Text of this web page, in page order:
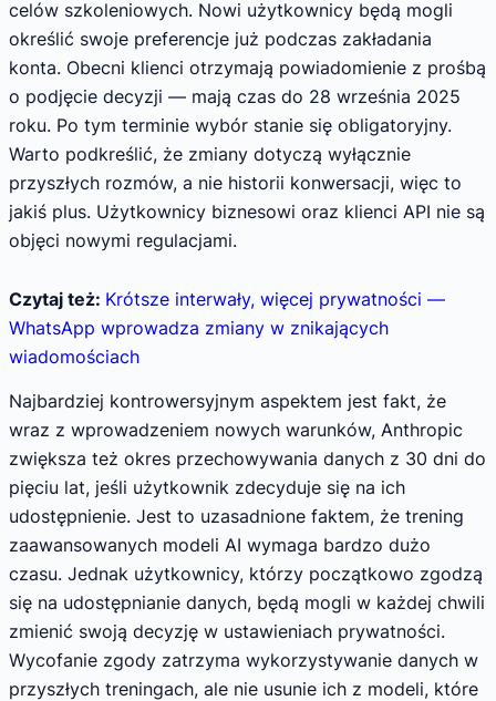
celów szkoleniowych. Nowi użytkownicy będą mogli
określić swoje preferencje już podczas zakładania
konta. Obecni klienci otrzymają powiadomienie z prośbą
o podjęcie decyzji — mają czas do 28 września 2025
roku. Po tym terminie wybór stanie się obligatoryjny.
Warto podkreślić, że zmiany dotyczą wyłącznie
przyszłych rozmów, a nie historii konwersacji, więc to
jakiś plus. Użytkownicy biznesowi oraz klienci API nie są
objęci nowymi regulacjami.
Czytaj też: Krótsze interwały, więcej prywatności —
WhatsApp wprowadza zmiany w znikających
wiadomościach
Najbardziej kontrowersyjnym aspektem jest fakt, że
wraz z wprowadzeniem nowych warunków, Anthropic
zwiększa też okres przechowywania danych z 30 dni do
pięciu lat, jeśli użytkownik zdecyduje się na ich
udostępnienie. Jest to uzasadnione faktem, że trening
zaawansowanych modeli AI wymaga bardzo dużo
czasu. Jednak użytkownicy, którzy początkowo zgodzą
się na udostępnianie danych, będą mogli w każdej chwili
zmienić swoją decyzję w ustawieniach prywatności.
Wycofanie zgody zatrzyma wykorzystywanie danych w
przyszłych treningach, ale nie usunie ich z modeli, które